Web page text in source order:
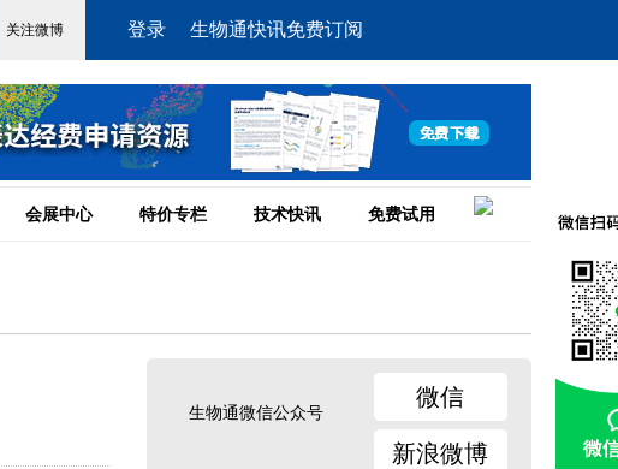
登录 生物通快讯免费订阅
会展中心 特价专栏 技术快讯 免费试用
生物通微信公众号
微信
新浪微博